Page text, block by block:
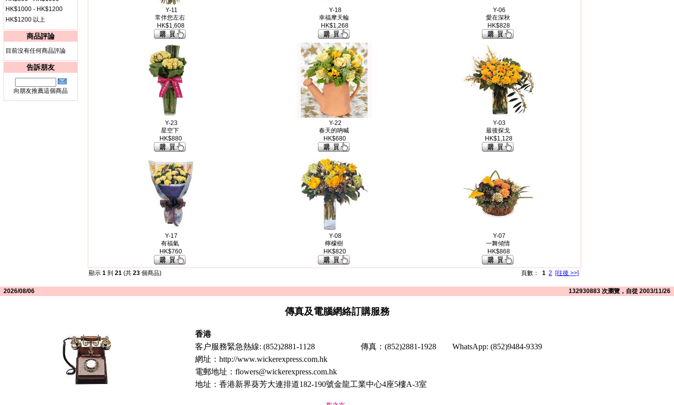
HK$1000 - HK$1200
HK$1200 以上
商品評論
目前沒有任何商品評論
告訴朋友
向朋友推薦這個商品
Y-11
常伴您左右
HK$1,608
Y-18
幸福摩天輪
HK$1,268
Y-06
愛在深秋
HK$828
Y-23
星空下
HK$880
Y-22
春天的吶喊
HK$680
Y-03
最後探戈
HK$1,128
Y-17
有福氣
HK$760
Y-08
檸檬樹
HK$820
Y-07
一舞傾情
HK$868
顯示 1 到 21 (共 23 個商品) 頁數： 1 2 [往後 >>]
2026/08/06 132930883 次瀏覽，自從 2003/11/26
傳真及電腦網絡訂購服務
香港
客户服務緊急熱線: (852)2881-1128
傳真：(852)2881-1928 WhatsApp: (852)9484-9339
網址： http://www.wickerexpress.com.hk
電郵地址： flowers@wickerexpress.com.hk
地址：香港新界葵芳大連排道182-190號金龍工業中心4座5樓A-3室